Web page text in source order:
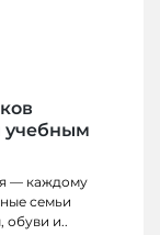
учебным
— каждому
семьи
обуви и..